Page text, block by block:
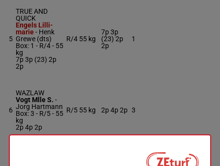
5
TRUE AND
QUICK
Engels Lilli-
marie- Henk
Grewe (dts)
Box: 1 - R/4 - 55
kg
7p 3p (23) 2p
2p
R/4 55 kg
7p 3p
(23) 2p
2p
1
6
WAZLAW
Vogt Mlle S. -
Jorg Hartmann
Box: 3 - R/5 - 55
kg
2p 4p 2p
R/5 55 kg 2p 4p 2p 3